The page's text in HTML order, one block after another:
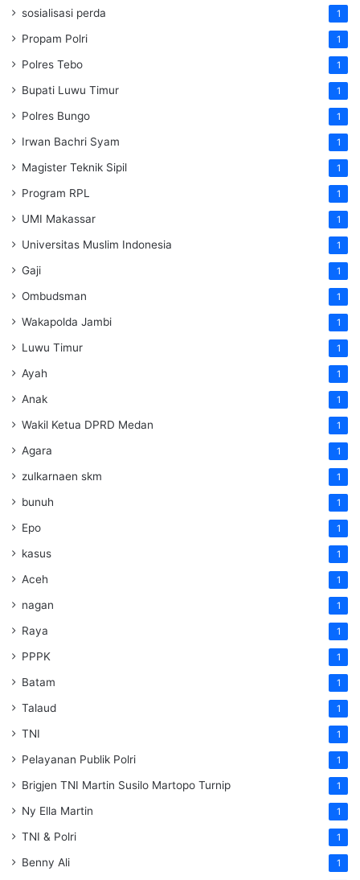
sosialisasi perda 1
Propam Polri 1
Polres Tebo 1
Bupati Luwu Timur 1
Polres Bungo 1
Irwan Bachri Syam 1
Magister Teknik Sipil 1
Program RPL 1
UMI Makassar 1
Universitas Muslim Indonesia 1
Gaji 1
Ombudsman 1
Wakapolda Jambi 1
Luwu Timur 1
Ayah 1
Anak 1
Wakil Ketua DPRD Medan 1
Agara 1
zulkarnaen skm 1
bunuh 1
Epo 1
kasus 1
Aceh 1
nagan 1
Raya 1
PPPK 1
Batam 1
Talaud 1
TNI 1
Pelayanan Publik Polri 1
Brigjen TNI Martin Susilo Martopo Turnip 1
Ny Ella Martin 1
TNI & Polri 1
Benny Ali 1